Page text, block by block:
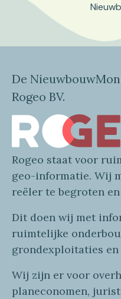
De
Rogeo BV.
Rogeo staat voor
geo-informatie. Wij
reëler te begroten
Dit doen wij met
ruimtelijke
grondexploitaties en
Wij zijn er voor
planeconomen,